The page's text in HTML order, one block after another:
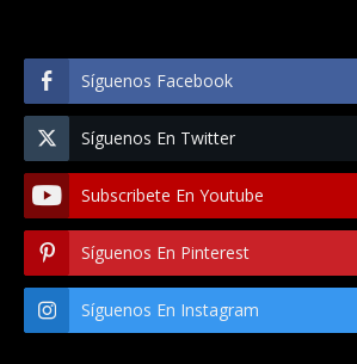
Síguenos Facebook
Síguenos En Twitter
Subscribete En Youtube
Síguenos En Pinterest
Síguenos En Instagram